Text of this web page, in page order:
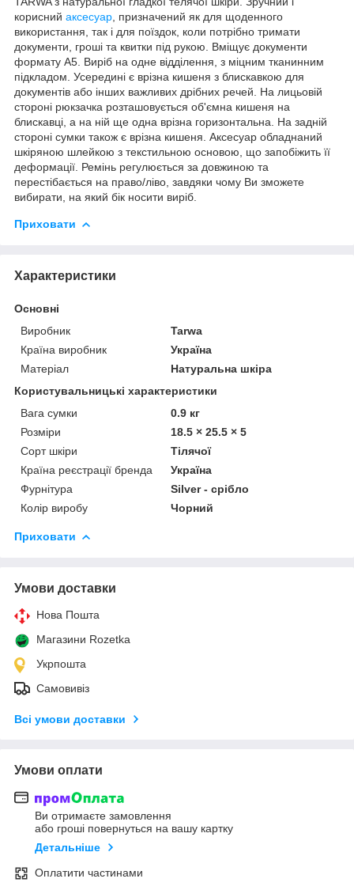
корисний аксесуар , призначений як для щоденного
використання, так і для поїздок, коли потрібно тримати
документи, гроші та квитки під рукою. Вміщує документи
формату А5. Виріб на одне відділення, з міцним тканинним
підкладом. Усередині є врізна кишеня з блискавкою для
документів або інших важливих дрібних речей. На лицьовій
стороні рюкзачка розташовується об'ємна кишеня на
блискавці, а на ній ще одна врізна горизонтальна. На задній
стороні сумки також є врізна кишеня. Аксесуар обладнаний
шкіряною шлейкою з текстильною основою, що запобіжить її
деформації. Ремінь регулюється за довжиною та
перестібається на право/ліво, завдяки чому Ви зможете
вибирати, на який бік носити виріб.
Приховати
Характеристики
Основні
Виробник
Tarwa
Країна виробник
Україна
Матеріал
Натуральна шкіра
Користувальницькі характеристики
Вага сумки
0.9 кг
Розміри
18.5 × 25.5 × 5
Сорт шкіри
Тілячої
Країна реєстрації бренда
Україна
Фурнітура
Silver - срібло
Колір виробу
Чорний
Приховати
Умови доставки
Нова Пошта
Магазини Rozetka
Укрпошта
Самовивіз
Всі умови доставки
Умови оплати
Ви отримаєте замовлення
або гроші повернуться на вашу картку
Детальніше
Оплатити частинами